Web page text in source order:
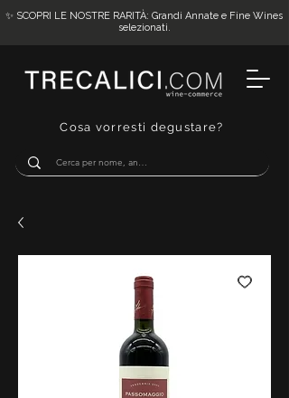
Cosa vorresti degustare?
✨ SCOPRI LE NOSTRE RARITÀ: Grandi Annate e Fine Wines
selezionati.